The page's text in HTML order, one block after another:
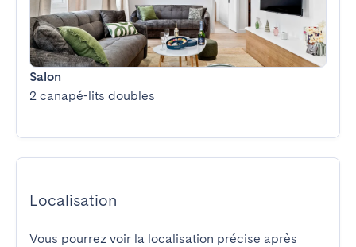
Salon
2 canapé-lits doubles
Localisation
Vous pourrez voir la localisation précise après